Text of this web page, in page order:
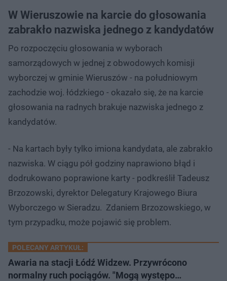
W Wieruszowie na karcie do głosowania
zabrakło nazwiska jednego z kandydatów
Po rozpoczęciu głosowania w wyborach
samorządowych w jednej z obwodowych komisji
wyborczej w gminie Wieruszów - na południowym
zachodzie woj. łódzkiego - okazało się, że na karcie
głosowania na radnych brakuje nazwiska jednego z
kandydatów.
- Na kartach były tylko imiona kandydata, ale zabrakło
nazwiska. W ciągu pół godziny naprawiono błąd i
dodrukowano poprawione karty - podkreślił Tadeusz
Brzozowski, dyrektor Delegatury Krajowego Biura
Wyborczego w Sieradzu. Zdaniem Brzozowskiego, w
tym przypadku, może pojawić się problem.
POLECANY ARTYKUŁ:
Awaria na stacji Łódź Widzew. Przywrócono
normalny ruch pociągów. "Mogą występo…